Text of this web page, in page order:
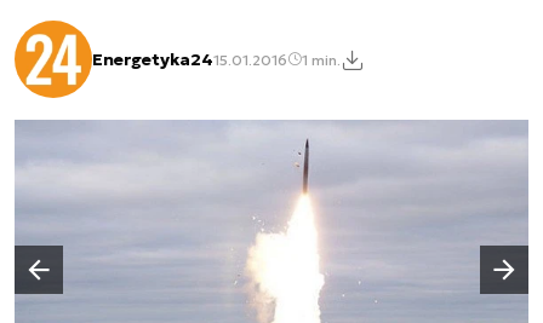
Energetyka2415.01.2016 1 min.
Poprzedni slajd
Następny slajd